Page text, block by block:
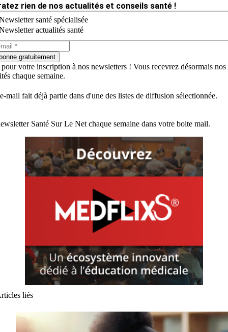
rien de nos actualités et conseils santé !
santé spécialisée
actualités santé
gratuitement
votre inscription à nos newsletters ! Vous recevrez désormais nos
chaque semaine.
mail fait déjà partie dans d'une des listes de diffusion sélectionnée.
Santé Sur Le Net chaque semaine dans votre boite mail.
liés